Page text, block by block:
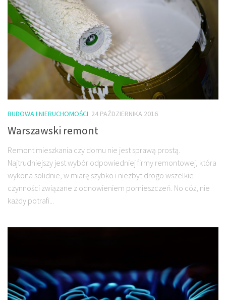
BUDOWA I NIERUCHOMOŚCI 24 PAŹDZIERNIKA 2016
Warszawski remont
Remont mieszkania czy domu nie jest sprawą prostą.
Najtrudniejszy jest wybór odpowiedniej firmy remontowej, która
wykona solidnie, w miarę szybko i niezbyt drogo wszelkie
czynności związane z odnowieniem pomieszczeń. No cóż, nie
każdy potrafi...